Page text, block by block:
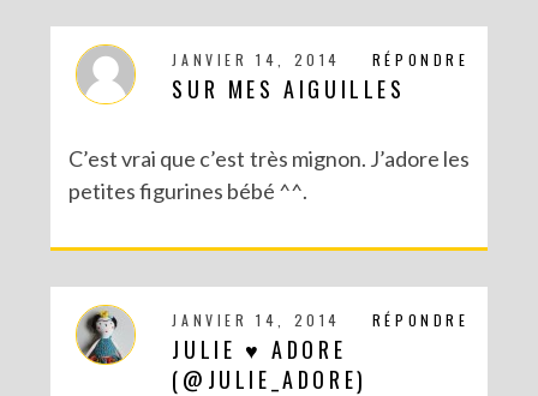
RÉPONDRE
JANVIER 14, 2014
SUR MES AIGUILLES
C’est vrai que c’est très mignon. J’adore les
petites figurines bébé ^^.
RÉPONDRE
JANVIER 14, 2014
JULIE ♥ ADORE
(@JULIE_ADORE)